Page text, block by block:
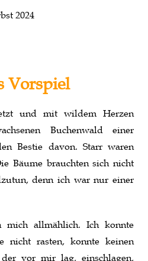
2024
Vorspiel
und mit wildem Herzen
Buchenwald einer
Bestie davon. Starr waren
Bäume brauchten sich nicht
denn ich war nur einer
mich allmählich. Ich konnte
nicht rasten, konnte keinen
vor mir lag, einschlagen,